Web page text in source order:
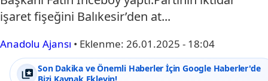
işaret fişeğini Balıkesir’den at...
Anadolu Ajansı • Eklenme: 26.01.2025 - 18:04
Son Dakika ve Önemli Haberler İçin Google Haberler'de